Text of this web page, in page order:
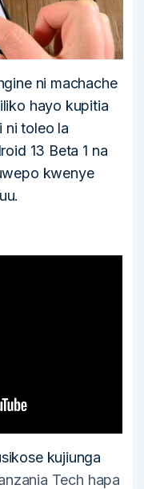
ni machache
hayo kupitia
ni toleo la
13 Beta 1 na
kwenye
kujiunga
Tech hapa